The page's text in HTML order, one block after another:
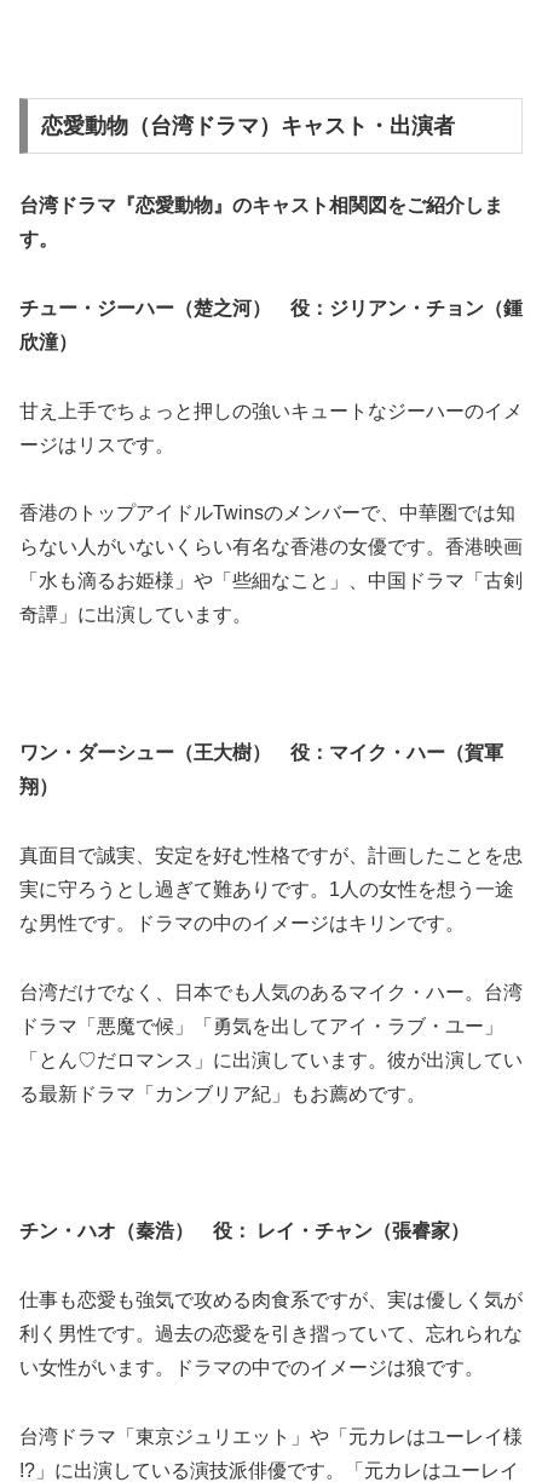
恋愛動物（台湾ドラマ）キャスト・出演者
台湾ドラマ『恋愛動物』のキャスト相関図 をご紹介しま
す。
チュー・ジーハー（楚之河） 役：ジリアン・チョン（鍾
欣潼）
甘え上手でちょっと押しの強いキュートなジーハーのイメ
ージはリスです。
香港のトップアイドルTwinsのメンバーで、中華圏では知
らない人がいないくらい有名な香港の女優です。香港映画
「水も滴るお姫様」や「些細なこと」、中国ドラマ「古剣
奇譚」に出演しています。
ワン・ダーシュー（王大樹） 役：マイク・ハー（賀軍
翔）
真面目で誠実、安定を好む性格ですが、計画したことを忠
実に守ろうとし過ぎて難ありです。1人の女性を想う一途
な男性です。ドラマの中のイメージはキリンです。
台湾だけでなく、日本でも人気のあるマイク・ハー。台湾
ドラマ「悪魔で候」「勇気を出してアイ・ラブ・ユー」
「とん♡だロマンス」に出演しています。彼が出演してい
る最新ドラマ「カンブリア紀」もお薦めです。
チン・ハオ（秦浩） 役： レイ・チャン（張睿家）
仕事も恋愛も強気で攻める肉食系ですが、実は優しく気が
利く男性です。過去の恋愛を引き摺っていて、忘れられな
い女性がいます。ドラマの中でのイメージは狼です。
台湾ドラマ「東京ジュリエット」や「元カレはユーレイ様
!?」に出演している演技派俳優です。「元カレはユーレイ